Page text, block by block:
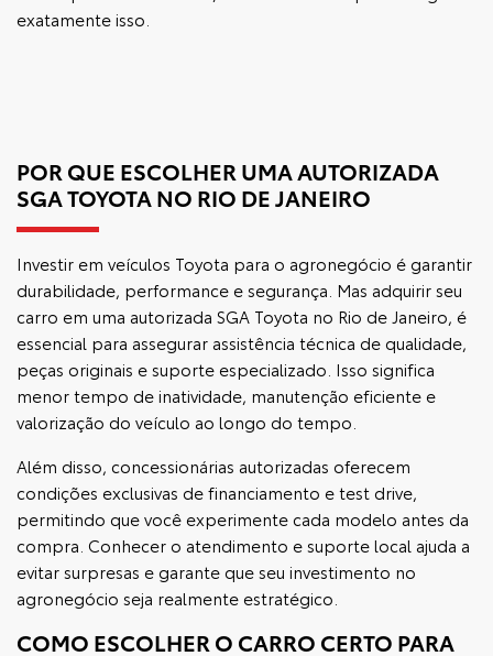
exatamente isso.
POR QUE ESCOLHER UMA AUTORIZADA
SGA TOYOTA NO RIO DE JANEIRO
Investir em veículos Toyota para o agronegócio é garantir
durabilidade, performance e segurança. Mas adquirir seu
carro em uma autorizada SGA Toyota no Rio de Janeiro, é
essencial para assegurar assistência técnica de qualidade,
peças originais e suporte especializado. Isso significa
menor tempo de inatividade, manutenção eficiente e
valorização do veículo ao longo do tempo.
Além disso, concessionárias autorizadas oferecem
condições exclusivas de financiamento e test drive,
permitindo que você experimente cada modelo antes da
compra. Conhecer o atendimento e suporte local ajuda a
evitar surpresas e garante que seu investimento no
agronegócio seja realmente estratégico.
COMO ESCOLHER O CARRO CERTO PARA